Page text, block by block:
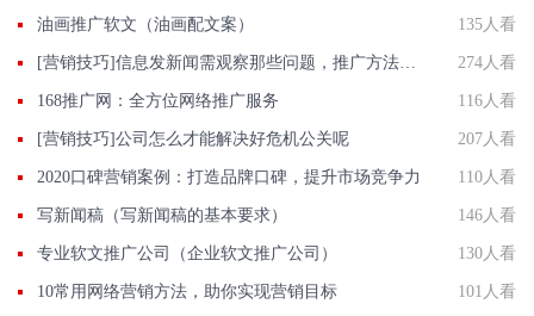
油画推广软文（油画配文案） 135人看
274人看
168推广网：全方位网络推广服务 116人看
[营销技巧]公司怎么才能解决好危机公关呢 207人看
2020口碑营销案例：打造品牌口碑，提升市场竞争力 110人看
写新闻稿（写新闻稿的基本要求） 146人看
专业软文推广公司（企业软文推广公司） 130人看
10常用网络营销方法，助你实现营销目标 101人看